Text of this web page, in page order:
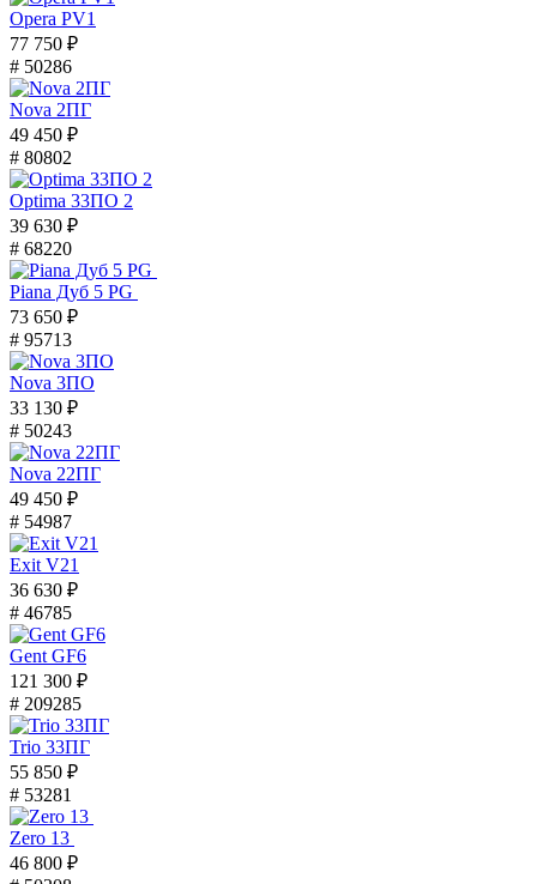
Opera PV1
77 750 ₽
# 50286
Nova 2ПГ
49 450 ₽
# 80802
Optima 33ПО 2
39 630 ₽
# 68220
Piana Дуб 5 PG
73 650 ₽
# 95713
Nova 3ПО
33 130 ₽
# 50243
Nova 22ПГ
49 450 ₽
# 54987
Exit V21
36 630 ₽
# 46785
Gent GF6
121 300 ₽
# 209285
Trio 33ПГ
55 850 ₽
# 53281
Zero 13
46 800 ₽